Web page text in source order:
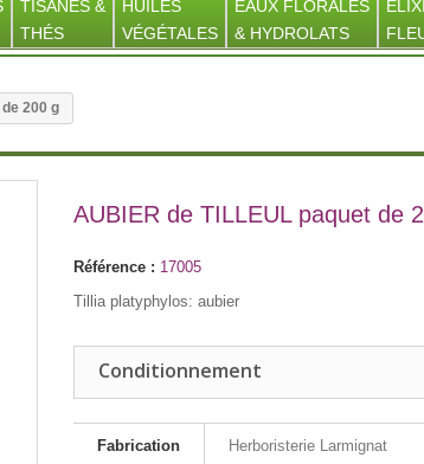
TISANES &
THÉS
HUILES
VÉGÉTALES
EAUX FLORALES
& HYDROLATS
200 g
AUBIER de TILLEUL paquet de
Référence : 17005
Tillia platyphylos: aubier
Conditionnement
Fabrication Herboristerie Larmignat